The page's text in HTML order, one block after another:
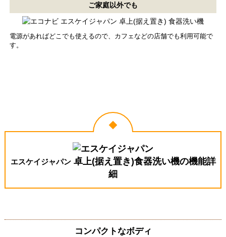
ご家庭以外でも
電源があればどこでも使えるので、カフェなどの店舗でも利用可能で
す。
エスケイジャパン卓上(据え置き)食器洗い機の機能詳
細
コンパクトなボディ